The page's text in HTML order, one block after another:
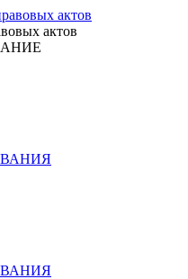
актов